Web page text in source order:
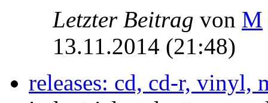
Letzter Beitrag von M
13.11.2014 (21:48)
releases: cd, cd-r, vinyl,